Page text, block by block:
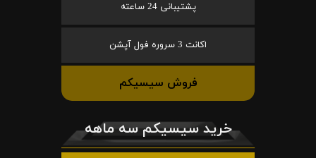
پشتیبانی 24 ساعته
اکانت 3 سروره فول آپشن
فروش سیسیکم
خرید سیسیکم سه ماهه